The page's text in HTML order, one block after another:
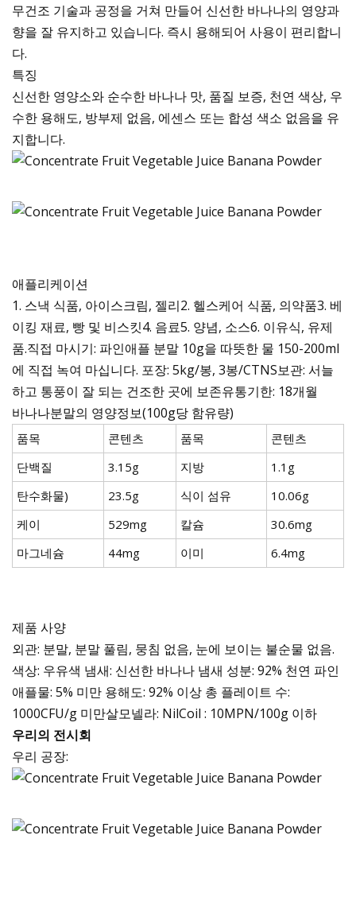
무건조 기술과 공정을 거쳐 만들어 신선한 바나나의 영양과
향을 잘 유지하고 있습니다. 즉시 용해되어 사용이 편리합니
다.
특징
신선한 영양소와 순수한 바나나 맛, 품질 보증, 천연 색상, 우
수한 용해도, 방부제 없음, 에센스 또는 합성 색소 없음을 유
지합니다.
애플리케이션
1. 스낵 식품, 아이스크림, 젤리2. 헬스케어 식품, 의약품3. 베
이킹 재료, 빵 및 비스킷4. 음료5. 양념, 소스6. 이유식, 유제
품.직접 마시기: 파인애플 분말 10g을 따뜻한 물 150-200ml
에 직접 녹여 마십니다. 포장: 5kg/봉, 3봉/CTNS보관: 서늘
하고 통풍이 잘 되는 건조한 곳에 보존유통기한: 18개월
바나나분말의 영양정보(100g당 함유량)
품목 콘텐츠 품목
콘텐츠
단백질
3.15g 지방
1.1g
탄수화물)
23.5g 식이 섬유
10.06g
케이
529mg 칼슘
30.6mg
마그네슘
44mg 이미 6.4mg
제품 사양
외관: 분말, 분말 풀림, 뭉침 없음, 눈에 보이는 불순물 없음.
색상: 우유색 냄새: 신선한 바나나 냄새 성분: 92% 천연 파인
애플물: 5% 미만 용해도: 92% 이상 총 플레이트 수:
1000CFU/g 미만살모넬라: NilCoil : 10MPN/100g 이하
우리의 전시회
우리 공장: